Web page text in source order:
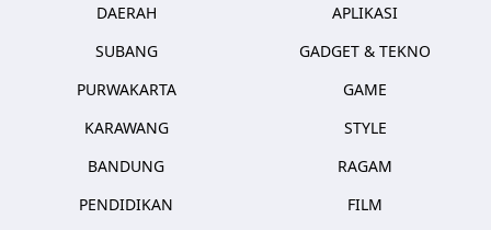
DAERAH
SUBANG
PURWAKARTA
KARAWANG
BANDUNG
PENDIDIKAN
APLIKASI
GADGET & TEKNO
GAME
STYLE
RAGAM
FILM